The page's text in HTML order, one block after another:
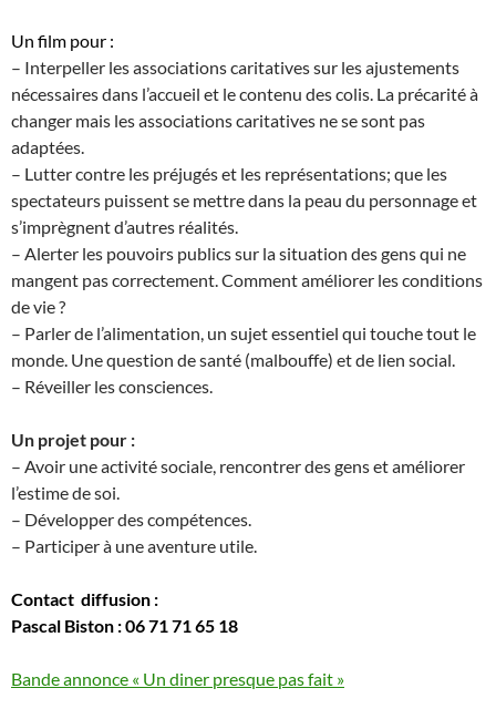
Un film pour :
– Interpeller les associations caritatives sur les ajustements
nécessaires dans l’accueil et le contenu des colis. La précarité à
changer mais les associations caritatives ne se sont pas
adaptées.
– Lutter contre les préjugés et les représentations; que les
spectateurs puissent se mettre dans la peau du personnage et
s’imprègnent d’autres réalités.
– Alerter les pouvoirs publics sur la situation des gens qui ne
mangent pas correctement. Comment améliorer les conditions
de vie ?
– Parler de l’alimentation, un sujet essentiel qui touche tout le
monde. Une question de santé (malbouffe) et de lien social.
– Réveiller les consciences.
Un projet pour :
– Avoir une activité sociale, rencontrer des gens et améliorer
l’estime de soi.
– Développer des compétences.
– Participer à une aventure utile.
Contact diffusion :
Pascal Biston : 06 71 71 65 18
Bande annonce « Un diner presque pas fait »